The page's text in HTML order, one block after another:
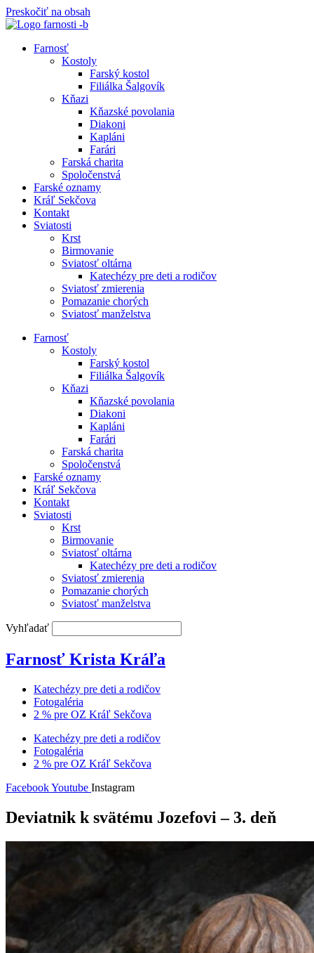
Preskočiť na obsah
Farnosť
Kostoly
Farský kostol
Filiálka Šalgovík
Kňazi
Kňazské povolania
Diakoni
Kapláni
Farári
Farská charita
Spoločenstvá
Farské oznamy
Kráľ Sekčova
Kontakt
Sviatosti
Krst
Birmovanie
Sviatosť oltárna
Katechézy pre deti a rodičov
Sviatosť zmierenia
Pomazanie chorých
Sviatosť manželstva
Farnosť
Kostoly
Farský kostol
Filiálka Šalgovík
Kňazi
Kňazské povolania
Diakoni
Kapláni
Farári
Farská charita
Spoločenstvá
Farské oznamy
Kráľ Sekčova
Kontakt
Sviatosti
Krst
Birmovanie
Sviatosť oltárna
Katechézy pre deti a rodičov
Sviatosť zmierenia
Pomazanie chorých
Sviatosť manželstva
Vyhľadať
Farnosť Krista Kráľa
Katechézy pre deti a rodičov
Fotogaléria
2 % pre OZ Kráľ Sekčova
Katechézy pre deti a rodičov
Fotogaléria
2 % pre OZ Kráľ Sekčova
FacebookYoutube Instagram
Deviatnik k svätému Jozefovi – 3. deň